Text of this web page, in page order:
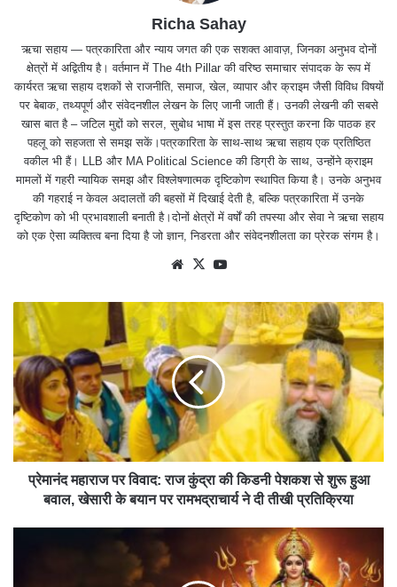
Richa Sahay
ऋचा सहाय — पत्रकारिता और न्याय जगत की एक सशक्त आवाज़, जिनका अनुभव दोनों
क्षेत्रों में अद्वितीय है। वर्तमान में The 4th Pillar की वरिष्ठ समाचार संपादक के रूप में
कार्यरत ऋचा सहाय दशकों से राजनीति, समाज, खेल, व्यापार और क्राइम जैसी विविध विषयों
पर बेबाक, तथ्यपूर्ण और संवेदनशील लेखन के लिए जानी जाती हैं। उनकी लेखनी की सबसे
खास बात है – जटिल मुद्दों को सरल, सुबोध भाषा में इस तरह प्रस्तुत करना कि पाठक हर
पहलू को सहजता से समझ सकें।पत्रकारिता के साथ-साथ ऋचा सहाय एक प्रतिष्ठित
वकील भी हैं। LLB और MA Political Science की डिग्री के साथ, उन्होंने क्राइम
मामलों में गहरी न्यायिक समझ और विश्लेषणात्मक दृष्टिकोण स्थापित किया है। उनके अनुभव
की गहराई न केवल अदालतों की बहसों में दिखाई देती है, बल्कि पत्रकारिता में उनके
दृष्टिकोण को भी प्रभावशाली बनाती है।दोनों क्षेत्रों में वर्षों की तपस्या और सेवा ने ऋचा सहाय
को एक ऐसा व्यक्तित्व बना दिया है जो ज्ञान, निडरता और संवेदनशीलता का प्रेरक संगम है।
We
e
X
be
प्रेमानंद महाराज पर विवाद: राज कुंद्रा की किडनी पेशकश से शुरू हुआ
बवाल, खेसारी के बयान पर रामभद्राचार्य ने दी तीखी प्रतिक्रिया